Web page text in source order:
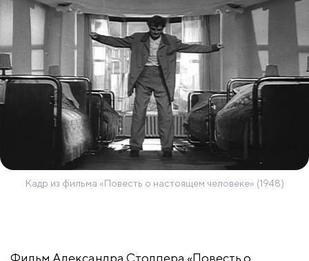
Кадр из фильма «Повесть о настоящем человеке» (1948)
Фильм Александра Столпера «Повесть о